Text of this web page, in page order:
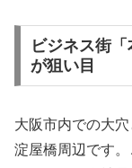
ビジネス街
が狙い目
大阪市内での大
淀屋橋周辺です